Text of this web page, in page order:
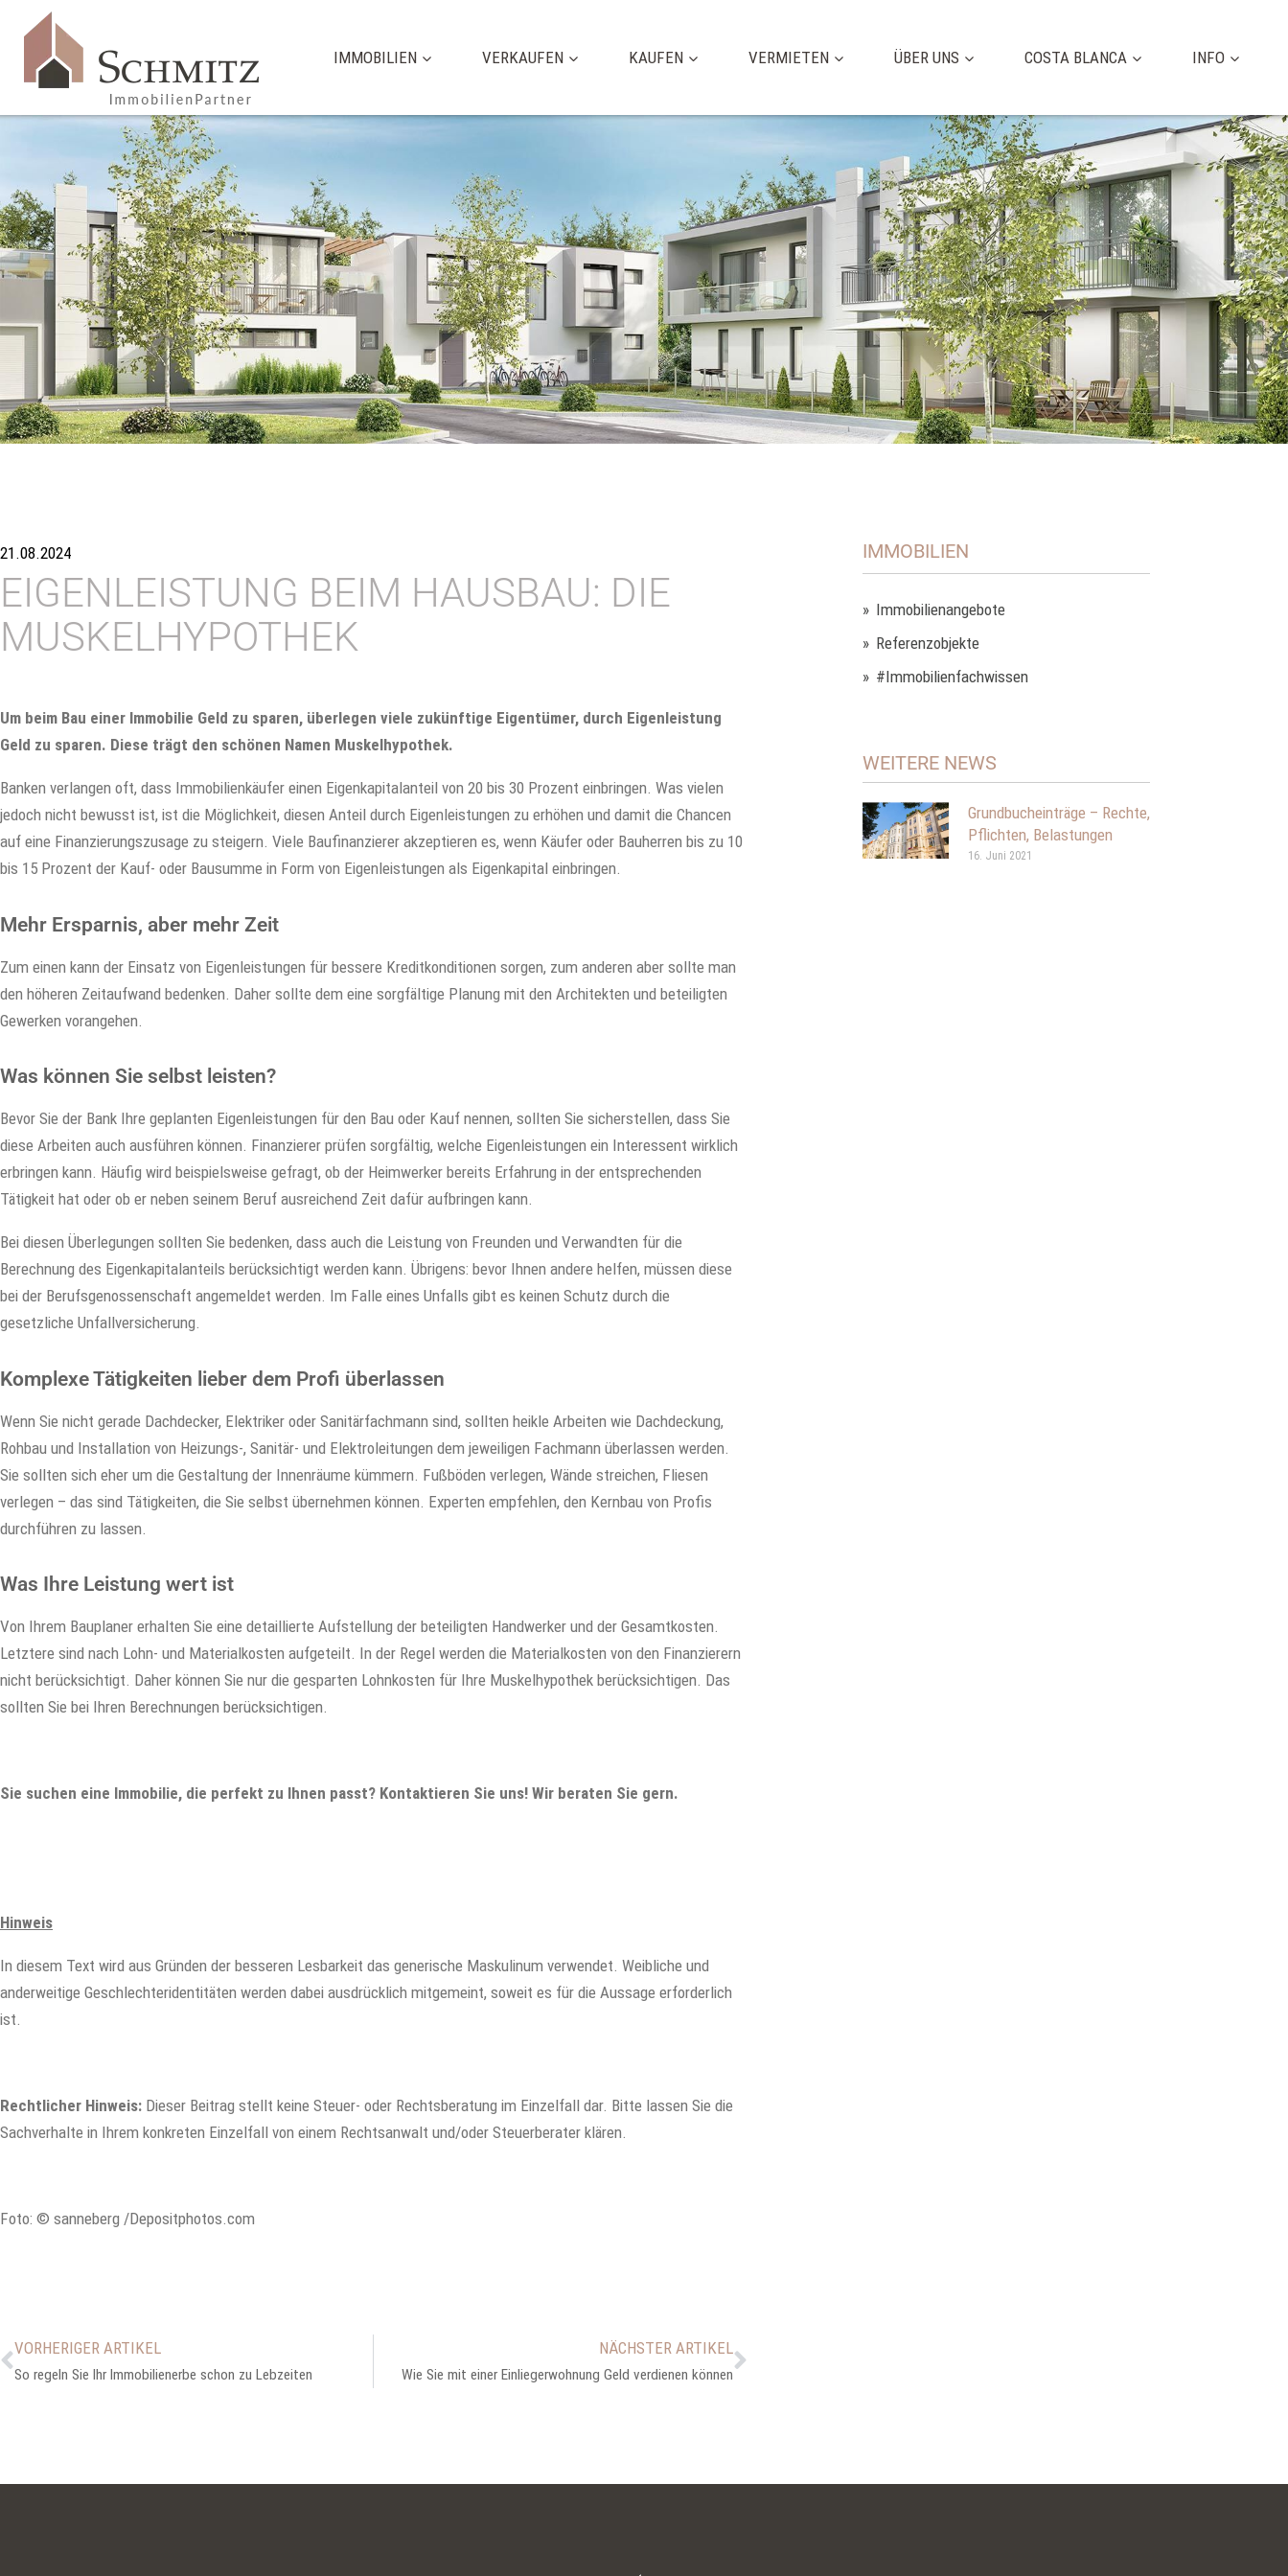
IMMOBILIEN VERKAUFEN KAUFEN VERMIETEN ÜBER UNS COSTA BLANCA INFO
21.08.2024
EIGENLEISTUNG BEIM HAUSBAU: DIE
MUSKELHYPOTHEK
Um beim Bau einer Immobilie Geld zu sparen, überlegen viele zukünftige Eigentümer, durch Eigenleistung
Geld zu sparen. Diese trägt den schönen Namen Muskelhypothek.
Banken verlangen oft, dass Immobilienkäufer einen Eigenkapitalanteil von 20 bis 30 Prozent einbringen. Was vielen
jedoch nicht bewusst ist, ist die Möglichkeit, diesen Anteil durch Eigenleistungen zu erhöhen und damit die Chancen
auf eine Finanzierungszusage zu steigern. Viele Baufinanzierer akzeptieren es, wenn Käufer oder Bauherren bis zu 10
bis 15 Prozent der Kauf- oder Bausumme in Form von Eigenleistungen als Eigenkapital einbringen.
Mehr Ersparnis, aber mehr Zeit
Zum einen kann der Einsatz von Eigenleistungen für bessere Kreditkonditionen sorgen, zum anderen aber sollte man
den höheren Zeitaufwand bedenken. Daher sollte dem eine sorgfältige Planung mit den Architekten und beteiligten
Gewerken vorangehen.
Was können Sie selbst leisten?
Bevor Sie der Bank Ihre geplanten Eigenleistungen für den Bau oder Kauf nennen, sollten Sie sicherstellen, dass Sie
diese Arbeiten auch ausführen können. Finanzierer prüfen sorgfältig, welche Eigenleistungen ein Interessent wirklich
erbringen kann. Häufig wird beispielsweise gefragt, ob der Heimwerker bereits Erfahrung in der entsprechenden
Tätigkeit hat oder ob er neben seinem Beruf ausreichend Zeit dafür aufbringen kann.
Bei diesen Überlegungen sollten Sie bedenken, dass auch die Leistung von Freunden und Verwandten für die
Berechnung des Eigenkapitalanteils berücksichtigt werden kann. Übrigens: bevor Ihnen andere helfen, müssen diese
bei der Berufsgenossenschaft angemeldet werden. Im Falle eines Unfalls gibt es keinen Schutz durch die
gesetzliche Unfallversicherung.
Komplexe Tätigkeiten lieber dem Profi überlassen
Wenn Sie nicht gerade Dachdecker, Elektriker oder Sanitärfachmann sind, sollten heikle Arbeiten wie Dachdeckung,
Rohbau und Installation von Heizungs-, Sanitär- und Elektroleitungen dem jeweiligen Fachmann überlassen werden.
Sie sollten sich eher um die Gestaltung der Innenräume kümmern. Fußböden verlegen, Wände streichen, Fliesen
verlegen – das sind Tätigkeiten, die Sie selbst übernehmen können. Experten empfehlen, den Kernbau von Profis
durchführen zu lassen.
Was Ihre Leistung wert ist
Von Ihrem Bauplaner erhalten Sie eine detaillierte Aufstellung der beteiligten Handwerker und der Gesamtkosten.
Letztere sind nach Lohn- und Materialkosten aufgeteilt. In der Regel werden die Materialkosten von den Finanzierern
nicht berücksichtigt. Daher können Sie nur die gesparten Lohnkosten für Ihre Muskelhypothek berücksichtigen. Das
sollten Sie bei Ihren Berechnungen berücksichtigen.
Sie suchen eine Immobilie, die perfekt zu Ihnen passt? Kontaktieren Sie uns! Wir beraten Sie gern.
Hinweis
In diesem Text wird aus Gründen der besseren Lesbarkeit das generische Maskulinum verwendet. Weibliche und
anderweitige Geschlechteridentitäten werden dabei ausdrücklich mitgemeint, soweit es für die Aussage erforderlich
ist.
Rechtlicher Hinweis: Dieser Beitrag stellt keine Steuer- oder Rechtsberatung im Einzelfall dar. Bitte lassen Sie die
Sachverhalte in Ihrem konkreten Einzelfall von einem Rechtsanwalt und/oder Steuerberater klären.
Foto: © sanneberg /Depositphotos.com
VORHERIGER ARTIKEL
So regeln Sie Ihr Immobilienerbe schon zu Lebzeiten
NÄCHSTER ARTIKEL
Wie Sie mit einer Einliegerwohnung Geld verdienen können
IMMOBILIEN
Immobilienangebote
Referenzobjekte
#Immobilienfachwissen
WEITERE NEWS
Grundbucheinträge – Rechte,
Pflichten, Belastungen
16. Juni 2021